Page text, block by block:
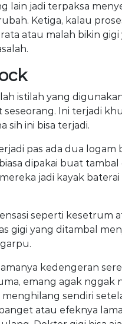
lain jadi terpaksa
Ketiga, kalau
atau malah bikin
istilah yang
Ini terjadi
sih ini bisa terjadi.
pas ada dua
dipakai buat
jadi kayak
seperti
gigi yang ditambal
kedengeran
emang agak nggak
sendiri
atau efeknya